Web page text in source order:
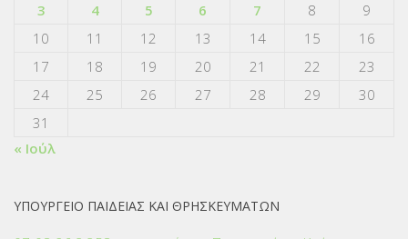
3
4 5 6 7 8
9
10
11 12 13 14 15
16
17
18 19 20 21 22
23
24
25 26 27 28 29
30
31
« Ιούλ
ΥΠΟΥΡΓΕΙΟ ΠΑΙΔΕΙΑΣ ΚΑΙ ΘΡΗΣΚΕΥΜΑΤΩΝ